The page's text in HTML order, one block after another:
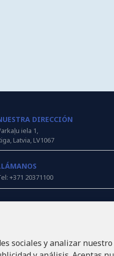
DIRECCIÓN
iela 1,
Latvia, LV1067
+371 20371100
DE LA COMPAÑÍA
SIA
sociales y analizar